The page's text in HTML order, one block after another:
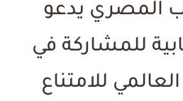
المصري يدعو
للمشاركة في
للامتناع